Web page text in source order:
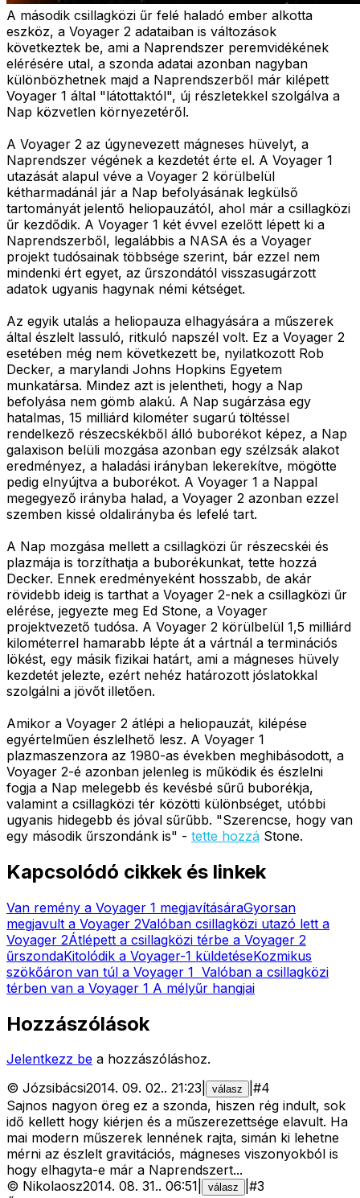
A második csillagközi űr felé haladó ember alkotta
eszköz, a Voyager 2 adataiban is változások
következtek be, ami a Naprendszer peremvidékének
elérésére utal, a szonda adatai azonban nagyban
különbözhetnek majd a Naprendszerből már kilépett
Voyager 1 által "látottaktól", új részletekkel szolgálva a
Nap közvetlen környezetéről.
A Voyager 2 az úgynevezett mágneses hüvelyt, a
Naprendszer végének a kezdetét érte el. A Voyager 1
utazását alapul véve a Voyager 2 körülbelül
kétharmadánál jár a Nap befolyásának legkülső
tartományát jelentő heliopauzától, ahol már a csillagközi
űr kezdődik. A Voyager 1 két évvel ezelőtt lépett ki a
Naprendszerből, legalábbis a NASA és a Voyager
projekt tudósainak többsége szerint, bár ezzel nem
mindenki ért egyet, az űrszondától visszasugárzott
adatok ugyanis hagynak némi kétséget.
Az egyik utalás a heliopauza elhagyására a műszerek
által észlelt lassuló, ritkuló napszél volt. Ez a Voyager 2
esetében még nem következett be, nyilatkozott Rob
Decker, a marylandi Johns Hopkins Egyetem
munkatársa. Mindez azt is jelentheti, hogy a Nap
befolyása nem gömb alakú. A Nap sugárzása egy
hatalmas, 15 milliárd kilométer sugarú töltéssel
rendelkező részecskékből álló buborékot képez, a Nap
galaxison belüli mozgása azonban egy szélzsák alakot
eredményez, a haladási irányban lekerekítve, mögötte
pedig elnyújtva a buborékot. A Voyager 1 a Nappal
megegyező irányba halad, a Voyager 2 azonban ezzel
szemben kissé oldalirányba és lefelé tart.
A Nap mozgása mellett a csillagközi űr részecskéi és
plazmája is torzíthatja a buborékunkat, tette hozzá
Decker. Ennek eredményeként hosszabb, de akár
rövidebb ideig is tarthat a Voyager 2-nek a csillagközi űr
elérése, jegyezte meg Ed Stone, a Voyager
projektvezető tudósa. A Voyager 2 körülbelül 1,5 milliárd
kilométerrel hamarabb lépte át a vártnál a terminációs
lökést, egy másik fizikai határt, ami a mágneses hüvely
kezdetét jelezte, ezért nehéz határozott jóslatokkal
szolgálni a jövőt illetően.
Amikor a Voyager 2 átlépi a heliopauzát, kilépése
egyértelműen észlelhető lesz. A Voyager 1
plazmaszenzora az 1980-as években meghibásodott, a
Voyager 2-é azonban jelenleg is működik és észlelni
fogja a Nap melegebb és kevésbé sűrű buborékja,
valamint a csillagközi tér közötti különbséget, utóbbi
ugyanis hidegebb és jóval sűrűbb. "Szerencse, hogy van
egy második űrszondánk is" - tette hozzá Stone.
Kapcsolódó cikkek és linkek
Van remény a Voyager 1 megjavításáraGyorsan
megjavult a Voyager 2Valóban csillagközi utazó lett a
Voyager 2Átlépett a csillagközi térbe a Voyager 2
űrszondaKitolódik a Voyager-1 küldetéseKozmikus
szökőáron van túl a Voyager 1 Valóban a csillagközi
térben van a Voyager 1 A mélyűr hangjai
Hozzászólások
Jelentkezz be a hozzászóláshoz.
© Józsibácsi2014. 09. 02.. 21:23 válasz #4
Sajnos nagyon öreg ez a szonda, hiszen rég indult, sok
idő kellett hogy kiérjen és a műszerezettsége elavult. Ha
mai modern műszerek lennének rajta, simán ki lehetne
mérni az észlelt gravitációs, mágneses viszonyokból is
hogy elhagyta-e már a Naprendszert...
© Nikolaosz2014. 08. 31.. 06:51 válasz #3